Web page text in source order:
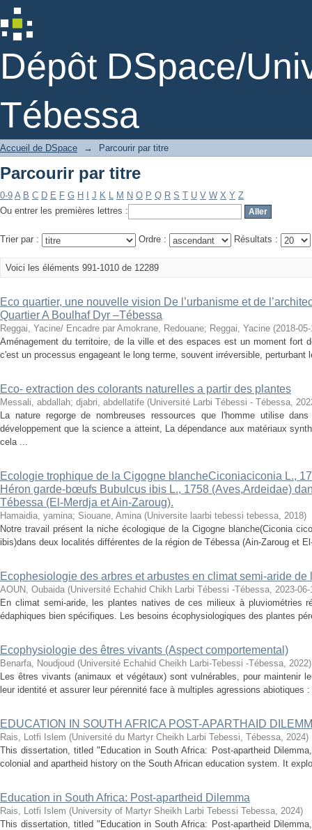
Dépôt DSpace/
Tébessa
Parcourir par titre
Accueil de DSpace → Parcourir par titre
Parcourir par titre
0-9 A B C D E F G H J K L M N O P Q R S T U V W X Y Z
Ou entrer les premières lettres :
Trier par : Ordre : Résultats :
Voici les éléments 991-1010 de 12289
Eco quartier, une nouvelle vision De l’urbanisme et de
Quartier A Boulhaf Dyr –Tébessa
Reggai, Yacine/ Encadre par Amokrane, Redouane; Reggai, Yacine (2018-
Aménagement du territoire, de la ville et des espaces est un moment fort
c'est un processus engageant le long terme, souvent irréversible, perturbant
Eco- extraction des colorants naturelles a partir des plantes
Messali, abdallah; djabri, abdellatife (Université Larbi Tébessi - Tébessa,
La nature regorge de nombreuses ressources que l'homme utilise
développement que la science a atteint, La dépendance aux matériaux
cela ...
Ecologie trophique de la Cigogne blancheCiconiaciconia L.,
Héron garde-bœufs Bubulcus ibis L., 1758 (Aves,Ardeidae)
Tébessa (El-Merdja et Ain-Zaroug).
Hamaidia, yamina; Siouane, Amina (Universite laarbi tebessi tebessa, 2018)
Notre travail présent la niche écologique de la Cigogne blanche(Ciconia
ibis)dans deux localités différentes de la région de Tébessa (Ain-Zaroug et
Ecophesiologie des arbres et arbustes en climat semi-aride
AOUN, Oubaida (Université Echahid Chikh Larbi Tébessi -Tébessa, 2023-06-
En climat semi-aride, les plantes natives de ces milieux à pluviométries
édaphiques bien spécifiques. Les besoins écophysiologiques des plantes
Ecophysiologie des êtres vivants (Aspect comportemental)
Benarfa, Noudjoud (Université Echahid Cheikh Larbi-Tebessi -Tébessa, 2022)
Les êtres vivants (animaux et végétaux) sont vulnérables, pour maintenir
leur identité et assurer leur pérennité face à multiples agressions abiotiques
EDUCATION IN SOUTH AFRICA POST-APARTHAID
Rais, Lotfi Islem (Université du Martyr Cheikh Larbi Tebessi, Tébessa, 2024)
This dissertation, titled "Education in South Africa: Post-apartheid
colonial and apartheid history on the South African education system. It
Education in South Africa: Post-apartheid Dilemma
Rais, Lotfi Islem (University of Martyr Sheikh Larbi Tebessi Tebessa, 2024)
This dissertation, titled "Education in South Africa: Post-apartheid